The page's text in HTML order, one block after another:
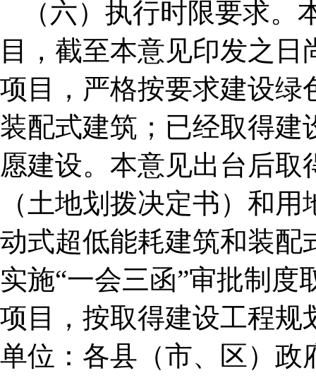
（六）执行时限要求
目，截至本意见印发之
项目，严格按要求建设绿
装配式建筑；已经取得建
愿建设。本意见出台后
（土地划拨决定书）和
动式超低能耗建筑和装配
实施“一会三函”审批制
项目，按取得建设工程规
单位：各县（市、区）政